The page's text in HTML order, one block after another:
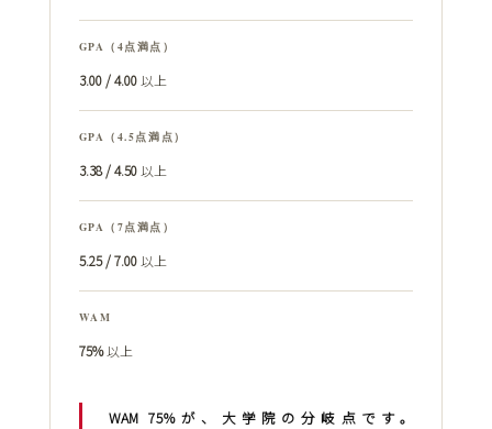
GPA（4点満点）
3.00 / 4.00以上
GPA（4.5点満点）
3.38 / 4.50以上
GPA（7点満点）
5.25 / 7.00以上
WAM
75%以上
WAM 75%が、大学院の分岐点です。